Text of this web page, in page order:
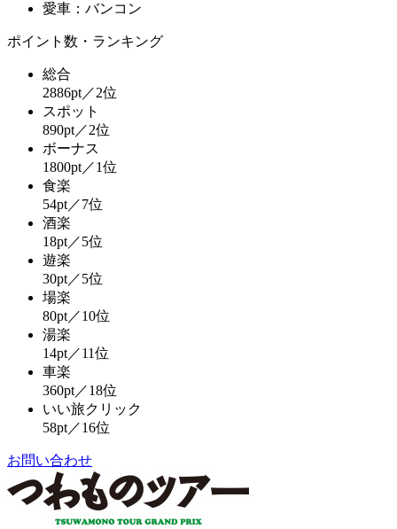
愛車：バンコン
ポイント数・ランキング
総合
2886pt／2位
スポット
890pt／2位
ボーナス
1800pt／1位
食楽
54pt／7位
酒楽
18pt／5位
遊楽
30pt／5位
場楽
80pt／10位
湯楽
14pt／11位
車楽
360pt／18位
いい旅クリック
58pt／16位
お問い合わせ